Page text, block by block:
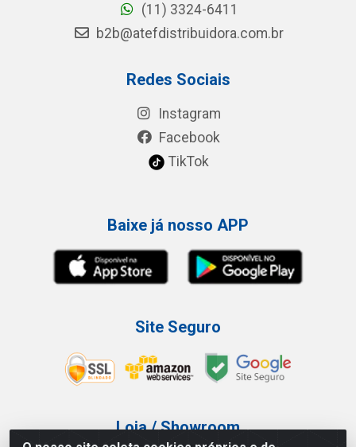
(11) 3324-6411
b2b@atefdistribuidora.com.br
Redes Sociais
Instagram
Facebook
TikTok
Baixe já nosso APP
Site Seguro
Loja / Showroom